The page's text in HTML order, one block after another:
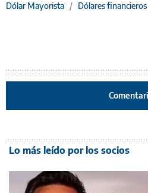
Dólar Mayorista / Dólares financieros
Lo más leído por los socios